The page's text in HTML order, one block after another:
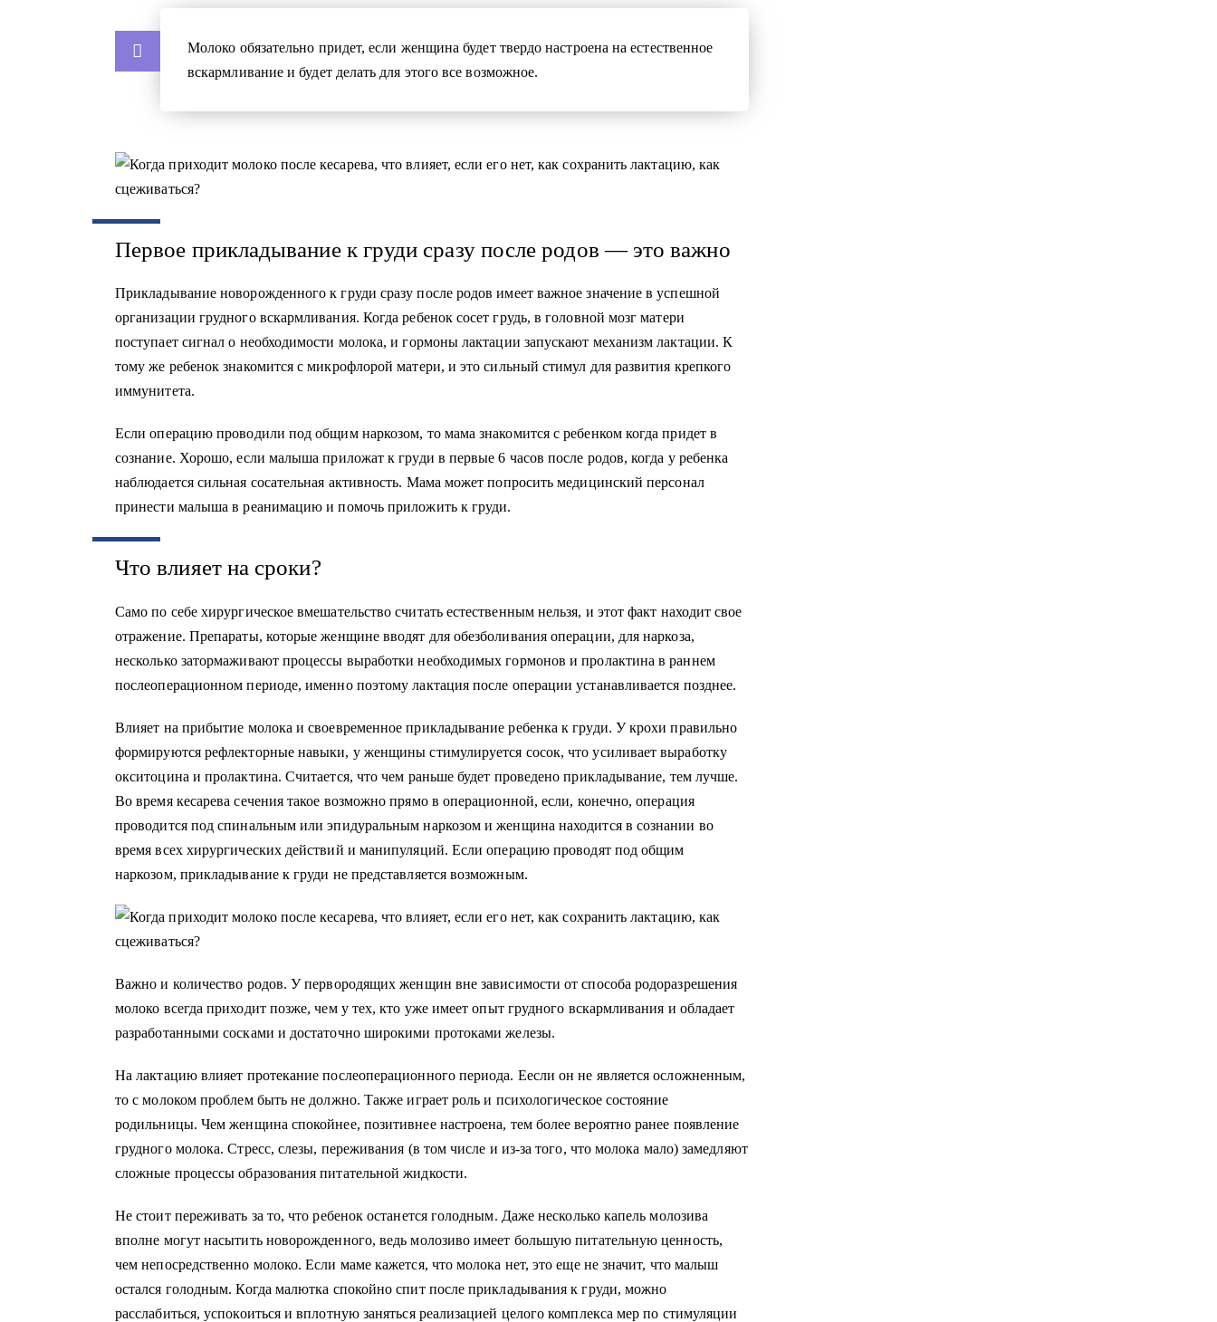
Молоко обязательно придет, если женщина будет твердо настроена на естественное
вскармливание и будет делать для этого все возможное.
Первое прикладывание к груди сразу после родов — это важно
Прикладывание новорожденного к груди сразу после родов имеет важное значение в успешной
организации грудного вскармливания. Когда ребенок сосет грудь, в головной мозг матери
поступает сигнал о необходимости молока, и гормоны лактации запускают механизм лактации. К
тому же ребенок знакомится с микрофлорой матери, и это сильный стимул для развития крепкого
иммунитета.
Если операцию проводили под общим наркозом, то мама знакомится с ребенком когда придет в
сознание. Хорошо, если малыша приложат к груди в первые 6 часов после родов, когда у ребенка
наблюдается сильная сосательная активность. Мама может попросить медицинский персонал
принести малыша в реанимацию и помочь приложить к груди.
Что влияет на сроки?
Само по себе хирургическое вмешательство считать естественным нельзя, и этот факт находит свое
отражение. Препараты, которые женщине вводят для обезболивания операции, для наркоза,
несколько затормаживают процессы выработки необходимых гормонов и пролактина в раннем
послеоперационном периоде, именно поэтому лактация после операции устанавливается позднее.
Влияет на прибытие молока и своевременное прикладывание ребенка к груди. У крохи правильно
формируются рефлекторные навыки, у женщины стимулируется сосок, что усиливает выработку
окситоцина и пролактина. Считается, что чем раньше будет проведено прикладывание, тем лучше.
Во время кесарева сечения такое возможно прямо в операционной, если, конечно, операция
проводится под спинальным или эпидуральным наркозом и женщина находится в сознании во
время всех хирургических действий и манипуляций. Если операцию проводят под общим
наркозом, прикладывание к груди не представляется возможным.
Важно и количество родов. У первородящих женщин вне зависимости от способа родоразрешения
молоко всегда приходит позже, чем у тех, кто уже имеет опыт грудного вскармливания и обладает
разработанными сосками и достаточно широкими протоками железы.
На лактацию влияет протекание послеоперационного периода. Еесли он не является осложненным,
то с молоком проблем быть не должно. Также играет роль и психологическое состояние
родильницы. Чем женщина спокойнее, позитивнее настроена, тем более вероятно ранее появление
грудного молока. Стресс, слезы, переживания (в том числе и из-за того, что молока мало) замедляют
сложные процессы образования питательной жидкости.
Не стоит переживать за то, что ребенок останется голодным. Даже несколько капель молозива
вполне могут насытить новорожденного, ведь молозиво имеет большую питательную ценность,
чем непосредственно молоко. Если маме кажется, что молока нет, это еще не значит, что малыш
остался голодным. Когда малютка спокойно спит после прикладывания к груди, можно
расслабиться, успокоиться и вплотную заняться реализацией целого комплекса мер по стимуляции